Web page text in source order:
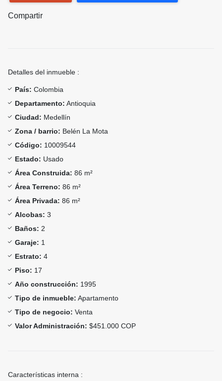
Compartir
Detalles del inmueble :
País: Colombia
Departamento: Antioquia
Ciudad: Medellín
Zona / barrio: Belén La Mota
Código: 10009544
Estado: Usado
Área Construida: 86 m²
Área Terreno: 86 m²
Área Privada: 86 m²
Alcobas: 3
Baños: 2
Garaje: 1
Estrato: 4
Piso: 17
Año construcción: 1995
Tipo de inmueble: Apartamento
Tipo de negocio: Venta
Valor Administración: $451.000 COP
Características interna :